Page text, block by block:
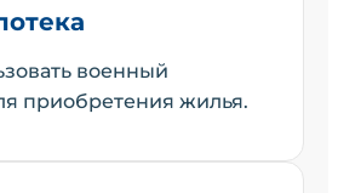
военный
приобретения жилья.